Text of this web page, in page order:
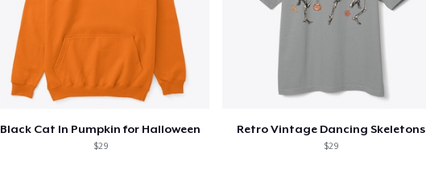
Black Cat In Pumpkin for Halloween
$29
Retro Vintage Dancing Skeletons
$29